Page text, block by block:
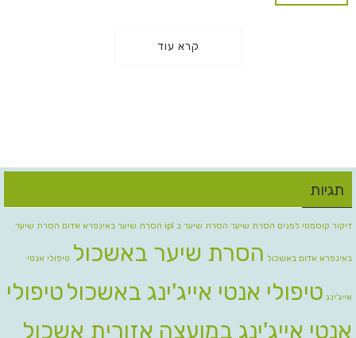
קרא עוד
תגיות
דיקור קוסמטי לפנים הסרת שיער הסרת שיער ב ipl הסרת שיער באינפרא אדום הסרת שיער
באינפרא אדום באשכול הסרת שיער באשכול טיפולי אנטי
אייג'ינג טיפולי אנטי אייג'ינג באשכולטיפולי
אנטי אייג'ינג במועצה אזורית אשכול